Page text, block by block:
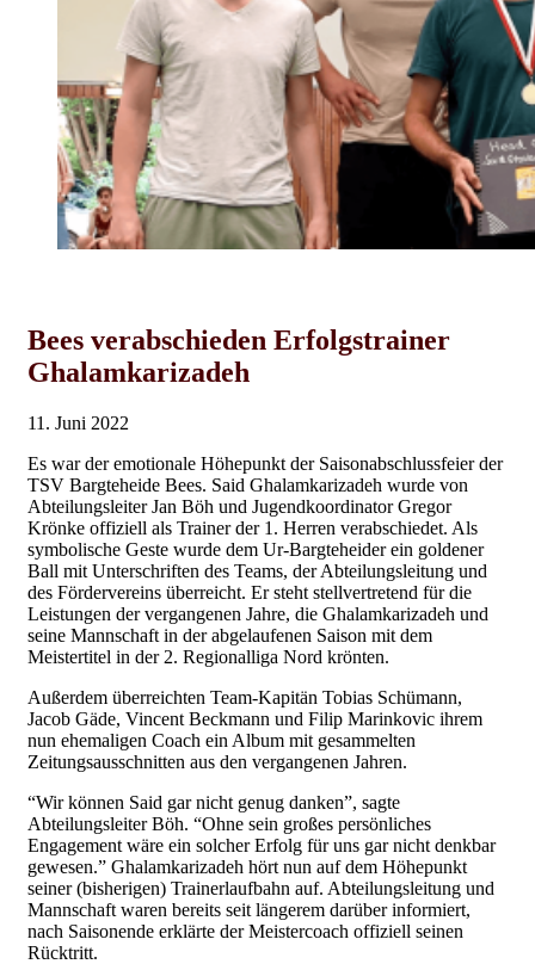
Bees verabschieden Erfolgstrainer
Ghalamkarizadeh
11. Juni 2022
Es war der emotionale Höhepunkt der Saisonabschlussfeier der
TSV Bargteheide Bees. Said Ghalamkarizadeh wurde von
Abteilungsleiter Jan Böh und Jugendkoordinator Gregor
Krönke offiziell als Trainer der 1. Herren verabschiedet. Als
symbolische Geste wurde dem Ur-Bargteheider ein goldener
Ball mit Unterschriften des Teams, der Abteilungsleitung und
des Fördervereins überreicht. Er steht stellvertretend für die
Leistungen der vergangenen Jahre, die Ghalamkarizadeh und
seine Mannschaft in der abgelaufenen Saison mit dem
Meistertitel in der 2. Regionalliga Nord krönten.
Außerdem überreichten Team-Kapitän Tobias Schümann,
Jacob Gäde, Vincent Beckmann und Filip Marinkovic ihrem
nun ehemaligen Coach ein Album mit gesammelten
Zeitungsausschnitten aus den vergangenen Jahren.
“Wir können Said gar nicht genug danken”, sagte
Abteilungsleiter Böh. “Ohne sein großes persönliches
Engagement wäre ein solcher Erfolg für uns gar nicht denkbar
gewesen.” Ghalamkarizadeh hört nun auf dem Höhepunkt
seiner (bisherigen) Trainerlaufbahn auf. Abteilungsleitung und
Mannschaft waren bereits seit längerem darüber informiert,
nach Saisonende erklärte der Meistercoach offiziell seinen
Rücktritt.